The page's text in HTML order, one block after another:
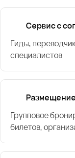
Сервис с
Гиды,
специалистов
Групповое
билетов,